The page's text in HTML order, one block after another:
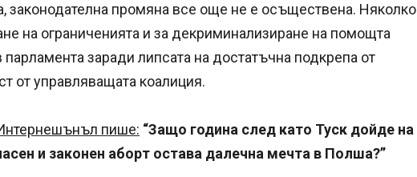
законодателна промяна все още не е осъществена. Няколко
на ограниченията и за декриминализиране на помощта
парламента заради липсата на достатъчна подкрепа от
от управляващата коалиция.
пише: “Защо година след като Туск дойде на
и законен аборт остава далечна мечта в Полша?”